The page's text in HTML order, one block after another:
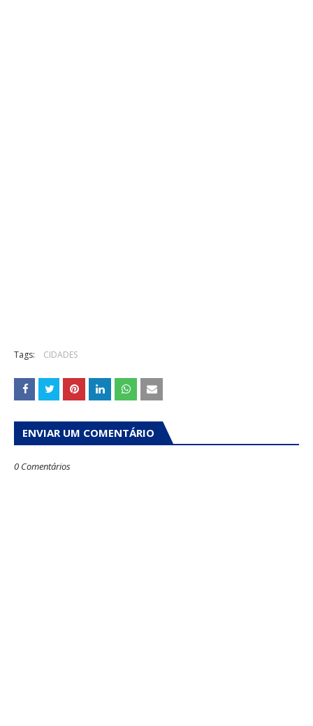
Tags: CIDADES
ENVIAR UM COMENTÁRIO
0 Comentários